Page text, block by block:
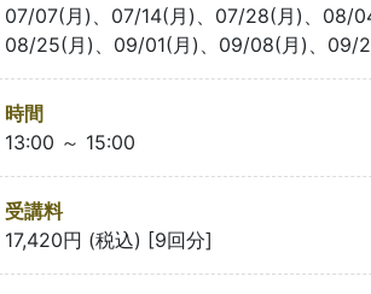
07/07(月)、07/14(月)、07/28(月)、08/
08/25(月)、09/01(月)、09/08(月)、09/
時間
13:00 ～ 15:00
受講料
17,420円 (税込) [9回分]